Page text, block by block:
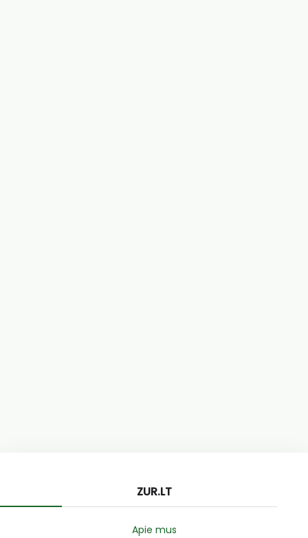
ZUR.LT
Apie mus